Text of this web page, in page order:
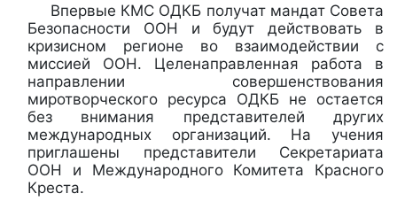
Впервые КМС ОДКБ получат мандат Совета
Безопасности ООН и будут действовать в
кризисном регионе во взаимодействии с
миссией ООН. Целенаправленная работа в
направлении совершенствования
миротворческого ресурса ОДКБ не остается
без внимания представителей других
международных организаций. На учения
приглашены представители Секретариата
ООН и Международного Комитета Красного
Креста.